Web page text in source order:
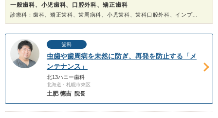
一般歯科、小児歯科、口腔外科、矯正歯科
診療科：歯科、矯正歯科、歯周病科、小児歯科、歯科口腔外科、インプラント、ホワイトニング
歯科
虫歯や歯周病を未然に防ぎ、再発を防止する「メ
ンテナンス」
北13ハニー歯科
北海道・札幌市東区
土肥 德吉 院長